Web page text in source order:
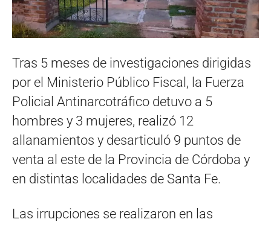
Tras 5 meses de investigaciones dirigidas
por el Ministerio Público Fiscal, la Fuerza
Policial Antinarcotráfico detuvo a 5
hombres y 3 mujeres, realizó 12
allanamientos y desarticuló 9 puntos de
venta al este de la Provincia de Córdoba y
en distintas localidades de Santa Fe.
Las irrupciones se realizaron en las